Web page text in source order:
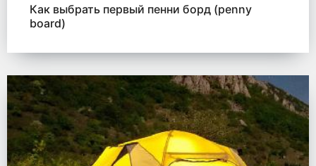
Как выбрать первый пенни борд (penny
board)